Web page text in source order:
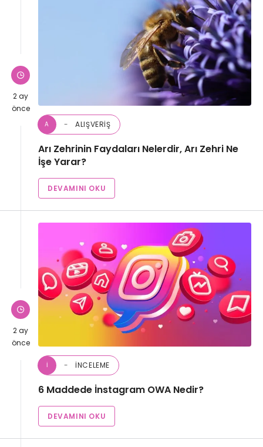
2 ay
önce
A ALIŞVERIŞ
Arı Zehrinin Faydaları Nelerdir, Arı Zehri Ne
İşe Yarar?
DEVAMINI OKU
2 ay
önce
İ İNCELEME
6 Maddede İnstagram OWA Nedir?
DEVAMINI OKU